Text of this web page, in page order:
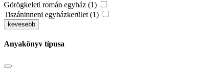
Görögkeleti román egyház (1)
Tiszáninneni egyházkerület (1)
kevesebb
Anyakönyv típusa